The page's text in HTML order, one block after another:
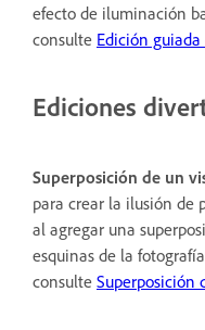
efecto de iluminación
consulte Edición
Ediciones
Superposición de un
para crear la ilusión de
al agregar una
esquinas de la
consulte Superposición